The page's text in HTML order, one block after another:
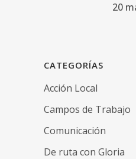
20
CATEGORÍAS
Acción Local
Campos de Trabajo
Comunicación
De ruta con Gloria